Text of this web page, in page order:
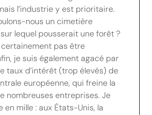
l’industrie y est prioritaire.
nous un cimetière
lequel pousserait une forêt ?
pas être
je suis également agacé par
taux d’intérêt (trop élevés) de
européenne, qui freine la
nombreuses entreprises. Je
en mille : aux États-Unis, la